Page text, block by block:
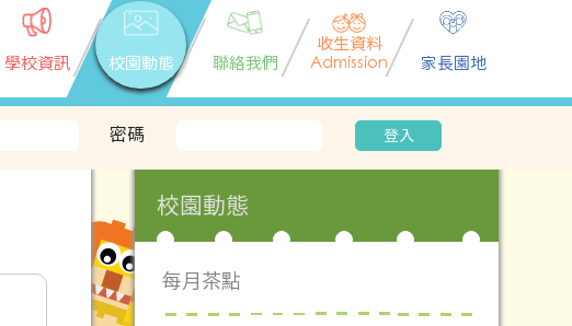
學校資訊 校園動態 聯絡我們
收生資料
Admission
家長園地
密碼 登入
校園動態
每月茶點